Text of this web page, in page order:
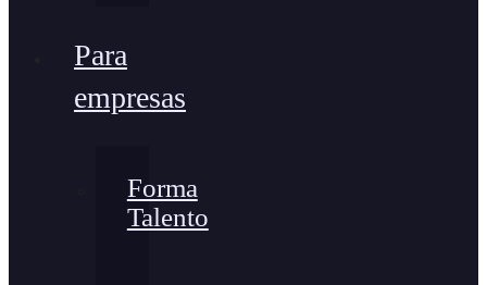
Para
empresas
Forma
Talento